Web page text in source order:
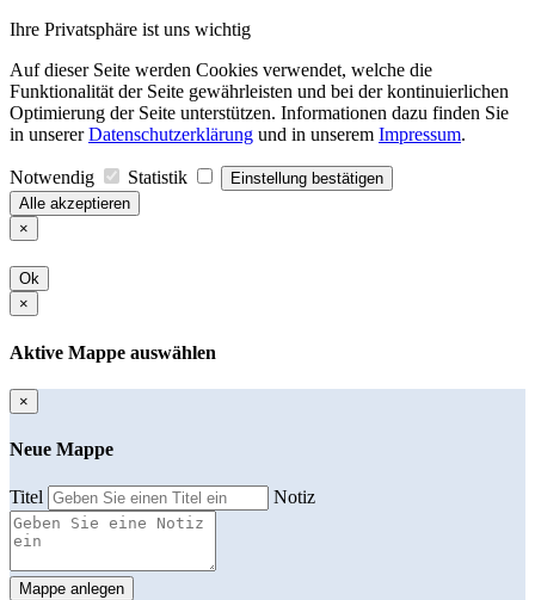
Ihre Privatsphäre ist uns wichtig
Auf dieser Seite werden Cookies verwendet, welche die
Funktionalität der Seite gewährleisten und bei der kontinuierlichen
Optimierung der Seite unterstützen. Informationen dazu finden Sie
in unsererDatenschutzerklärung und in unserem Impressum.
Notwendig Statistik
Einstellung bestätigen
Alle akzeptieren
×
Ok
×
Aktive Mappe auswählen
×
Neue Mappe
Titel Notiz
Mappe anlegen